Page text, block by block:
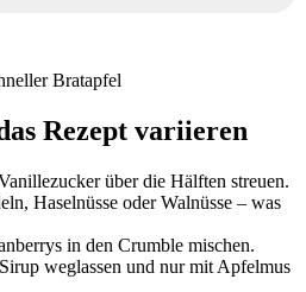
Rezept variieren
über die Hälften streuen.
Haselnüsse oder Walnüsse – was
in den Crumble mischen.
Sirup weglassen und nur mit Apfelmus